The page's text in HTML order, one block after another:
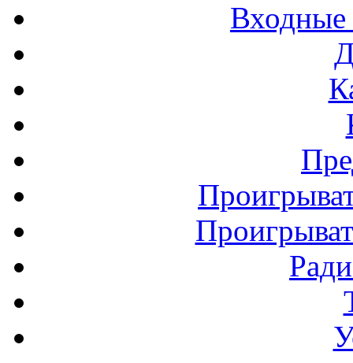
Входные